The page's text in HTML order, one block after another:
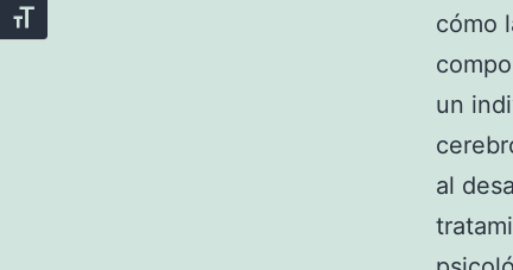
Alternar tamaño de letra
cómo
un
al